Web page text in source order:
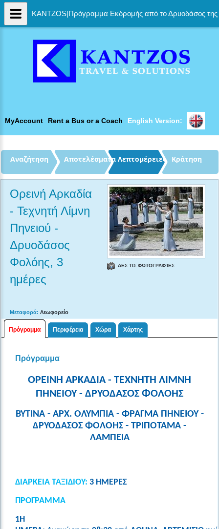
MyAccount Rent a Bus or a Coach English Version:
KANTZOS|Πρόγραμμα Εκδρομής από το Δρυοδάσος της